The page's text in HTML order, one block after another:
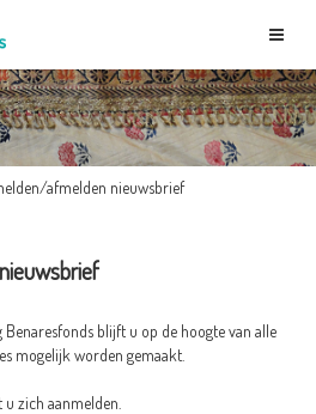
afmelden nieuwsbrief
blijft u op de hoogte van alle
mogelijk worden gemaakt.
zich aanmelden.